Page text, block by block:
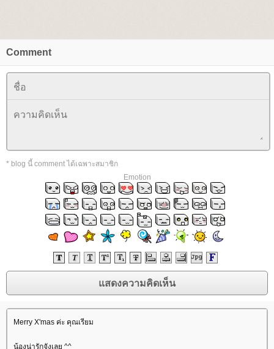
Comment
* blog นี้ comment ได้เฉพาะสมาชิก
Emotion
Merry X'mas ค่ะ คุณเรียม
น้องน่ารักจังเลย ^^